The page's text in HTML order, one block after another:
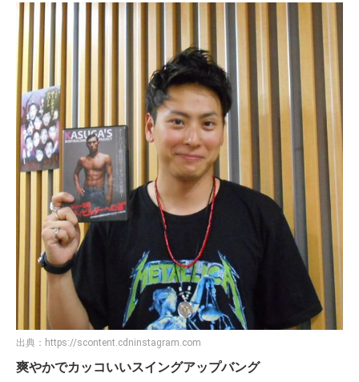
出典： https://scontent.cdninstagram.com
爽やかでカッコいいスイングアップバング